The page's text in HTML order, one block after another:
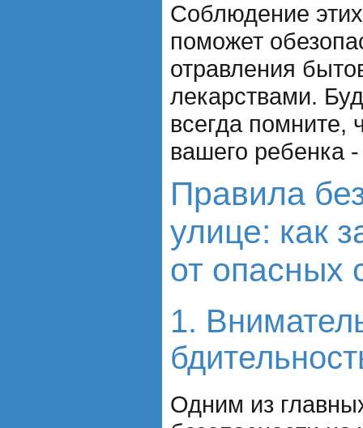
Соблюдение
поможет
отравления
лекарствами.
всегда помните,
вашего ребенка
Правила
улице: как
от опасных
1.
Одним из